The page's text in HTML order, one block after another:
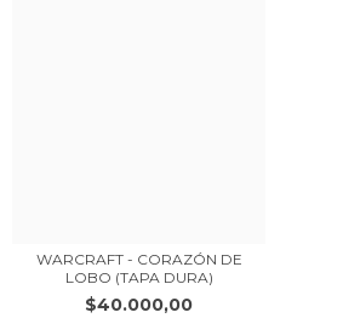
WARCRAFT - CORAZÓN DE
LOBO (TAPA DURA)
$40.000,00